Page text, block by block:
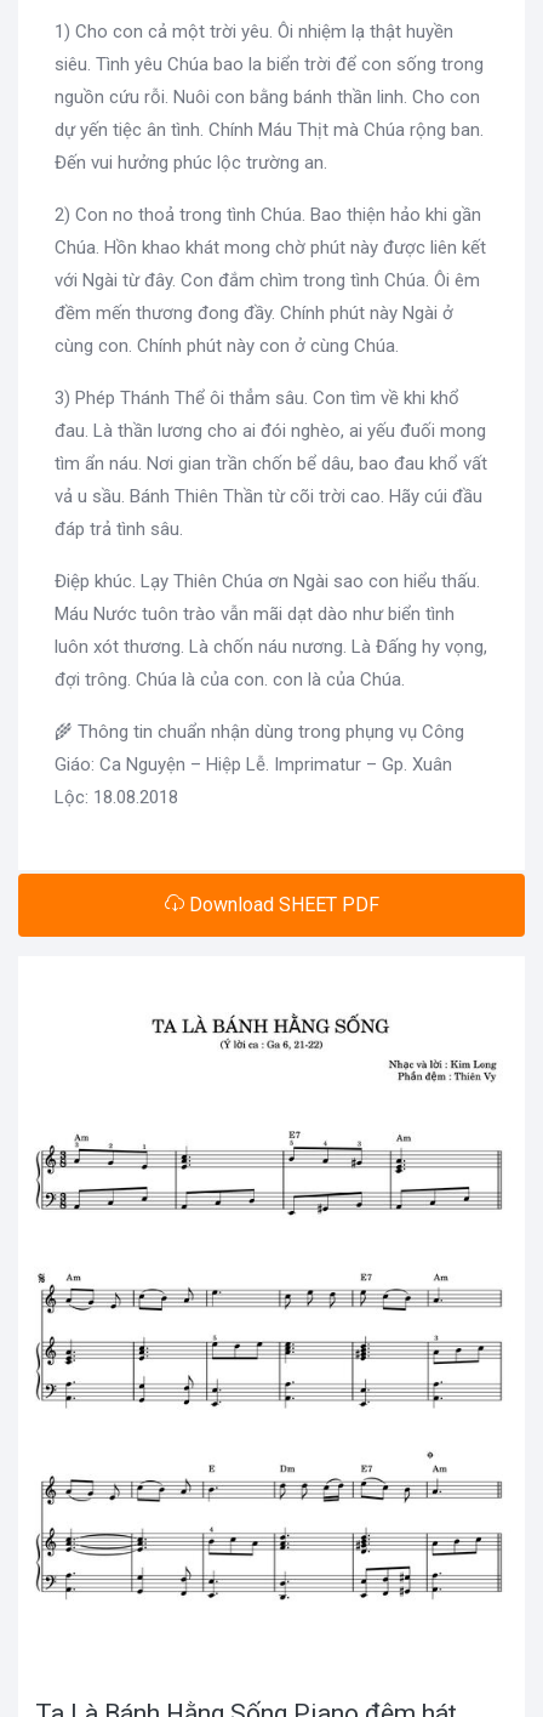
1) Cho con cả một trời yêu. Ôi nhiệm lạ thật huyền
siêu. Tình yêu Chúa bao la biển trời để con sống trong
nguồn cứu rỗi. Nuôi con bằng bánh thần linh. Cho con
dự yến tiệc ân tình. Chính Máu Thịt mà Chúa rộng ban.
Đến vui hưởng phúc lộc trường an.
2) Con no thoả trong tình Chúa. Bao thiện hảo khi gần
Chúa. Hồn khao khát mong chờ phút này được liên kết
với Ngài từ đây. Con đắm chìm trong tình Chúa. Ôi êm
đềm mến thương đong đầy. Chính phút này Ngài ở
cùng con. Chính phút này con ở cùng Chúa.
3) Phép Thánh Thể ôi thẳm sâu. Con tìm về khi khổ
đau. Là thần lương cho ai đói nghèo, ai yếu đuối mong
tìm ẩn náu. Nơi gian trần chốn bể dâu, bao đau khổ vất
vả u sầu. Bánh Thiên Thần từ cõi trời cao. Hãy cúi đầu
đáp trả tình sâu.
Điệp khúc. Lạy Thiên Chúa ơn Ngài sao con hiểu thấu.
Máu Nước tuôn trào vẫn mãi dạt dào như biển tình
luôn xót thương. Là chốn náu nương. Là Đấng hy vọng,
đợi trông. Chúa là của con. con là của Chúa.
🌾 Thông tin chuẩn nhận dùng trong phụng vụ Công
Giáo: Ca Nguyện – Hiệp Lễ. Imprimatur – Gp. Xuân
Lộc: 18.08.2018
Download SHEET PDF